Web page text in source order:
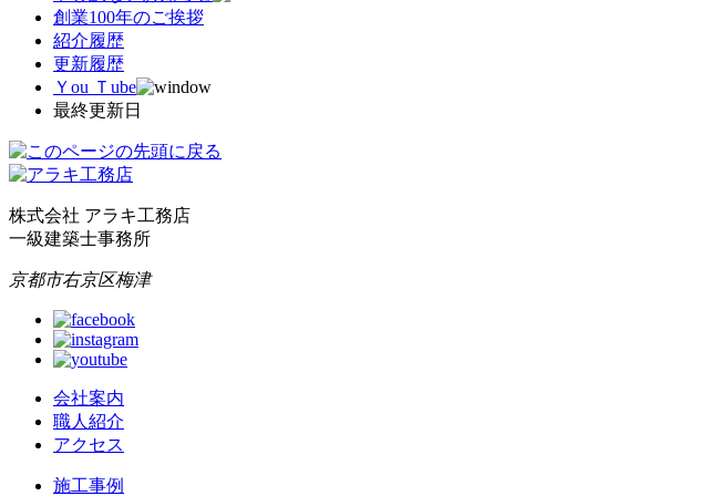
創業100年のご挨拶
紹介履歴
更新履歴
Ｙou Ｔube
最終更新日
株式会社 アラキ工務店
一級建築士事務所
京都市右京区梅津
会社案内
職人紹介
アクセス
施工事例